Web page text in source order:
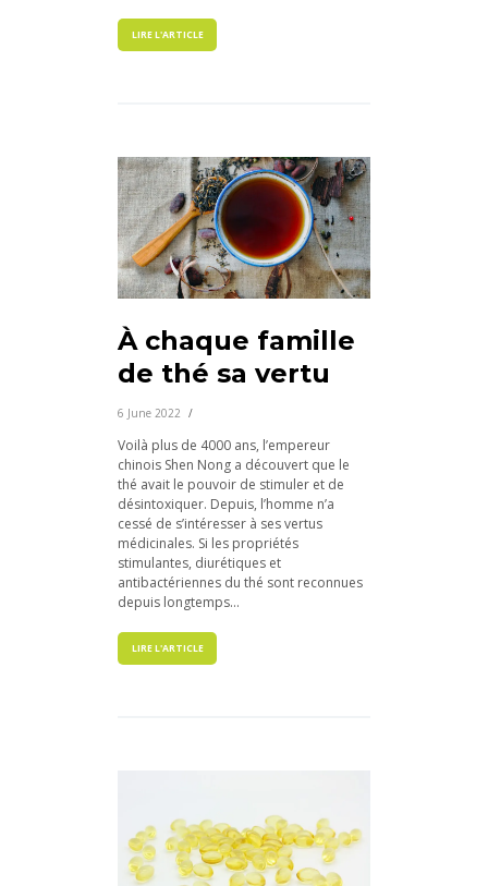
LIRE L'ARTICLE
À chaque famille
de thé sa vertu
6 June 2022
Voilà plus de 4000 ans, l’empereur
chinois Shen Nong a découvert que le
thé avait le pouvoir de stimuler et de
désintoxiquer. Depuis, l’homme n’a
cessé de s’intéresser à ses vertus
médicinales. Si les propriétés
stimulantes, diurétiques et
antibactériennes du thé sont reconnues
depuis longtemps...
LIRE L'ARTICLE